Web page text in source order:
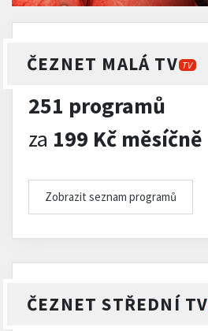
ČEZNET MALÁ TV TV
251 programů
za 199 Kč měsíčně
Zobrazit seznam programů
ČEZNET STŘEDNÍ TV